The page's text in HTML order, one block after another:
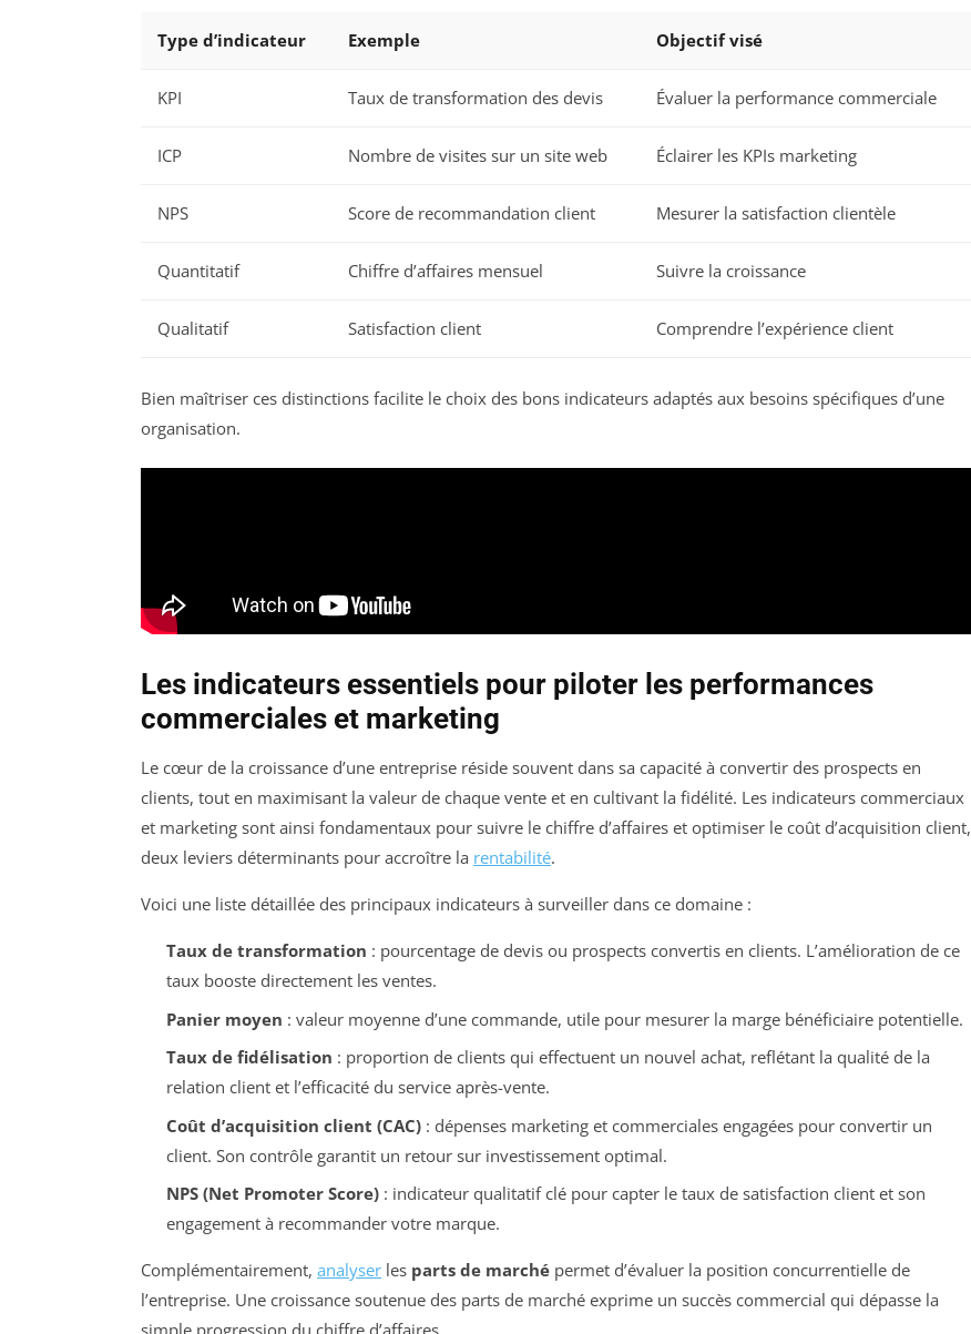
Type d’indicateur Exemple Objectif visé
KPI Taux de transformation des devis Évaluer la performance commerciale
ICP Nombre de visites sur un site web Éclairer les KPIs marketing
NPS Score de recommandation client Mesurer la satisfaction clientèle
Quantitatif Chiffre d’affaires mensuel Suivre la croissance
Qualitatif Satisfaction client Comprendre l’expérience client
Bien maîtriser ces distinctions facilite le choix des bons indicateurs adaptés aux besoins spécifiques d’une
organisation.
Les indicateurs essentiels pour piloter les performances
commerciales et marketing
Le cœur de la croissance d’une entreprise réside souvent dans sa capacité à convertir des prospects en
clients, tout en maximisant la valeur de chaque vente et en cultivant la fidélité. Les indicateurs commerciaux
et marketing sont ainsi fondamentaux pour suivre le chiffre d’affaires et optimiser le coût d’acquisition client,
deux leviers déterminants pour accroître la rentabilité.
Voici une liste détaillée des principaux indicateurs à surveiller dans ce domaine :
Taux de transformation : pourcentage de devis ou prospects convertis en clients. L’amélioration de ce
taux booste directement les ventes.
Panier moyen : valeur moyenne d’une commande, utile pour mesurer la marge bénéficiaire potentielle.
Taux de fidélisation : proportion de clients qui effectuent un nouvel achat, reflétant la qualité de la
relation client et l’efficacité du service après-vente.
Coût d’acquisition client (CAC): dépenses marketing et commerciales engagées pour convertir un
client. Son contrôle garantit un retour sur investissement optimal.
NPS (Net Promoter Score): indicateur qualitatif clé pour capter le taux de satisfaction client et son
engagement à recommander votre marque.
Complémentairement, analyser les parts de marché permet d’évaluer la position concurrentielle de
l’entreprise. Une croissance soutenue des parts de marché exprime un succès commercial qui dépasse la